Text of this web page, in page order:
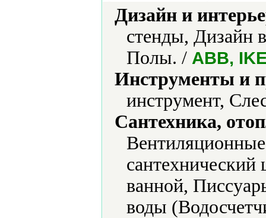
Дизайн и
стенды, Дизайн
Полы. / ABB,
Инструменты и
инструмент,
Сантехника,
ванной,
воды